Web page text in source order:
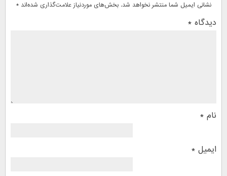
نشانی ایمیل شما منتشر نخواهد شد. بخش‌های موردنیاز علامت‌گذاری شده‌اند*
دیدگاه *
نام *
ایمیل *